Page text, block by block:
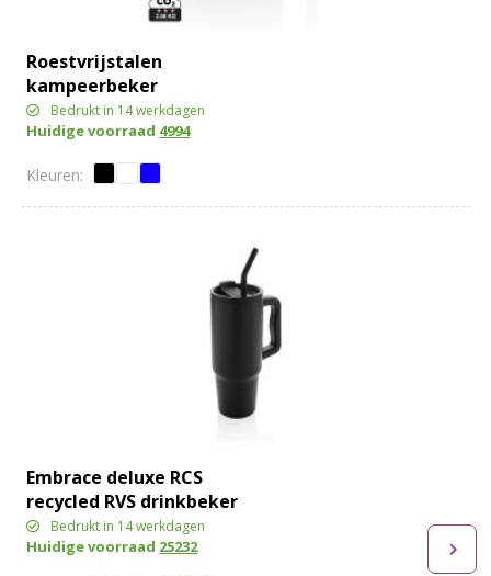
Roestvrijstalen
kampeerbeker
Bedrukt in 14 werkdagen
Huidige voorraad 4994
Embrace deluxe RCS
recycled RVS drinkbeker
900mlBedrukt in 14 werkdagen
Huidige voorraad 25232